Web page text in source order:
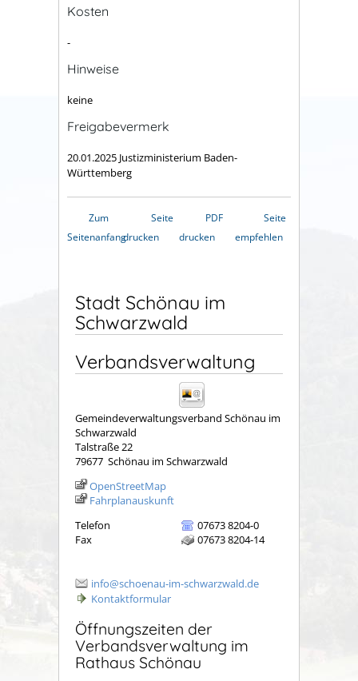
Kosten
-
Hinweise
keine
Freigabevermerk
20.01.2025 Justizministerium Baden-
Württemberg
Zum
Seitenanfang
Seite
drucken
PDF
drucken
Seite
empfehlen
Stadt Schönau im
Schwarzwald
Verbandsverwaltung
Gemeindeverwaltungsverband Schönau im
Schwarzwald
Talstraße 22
79677 Schönau im Schwarzwald
OpenStreetMap
Fahrplanauskunft
Telefon
07673 8204-0
Fax
07673 8204-14
info@schoenau-im-schwarzwald.de
Kontaktformular
Öffnungszeiten der
Verbandsverwaltung im
Rathaus Schönau